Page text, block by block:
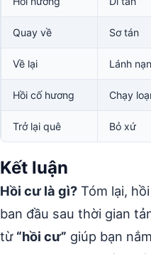
Quay về Sơ tán
Về lại Lánh nạn
Hồi cố hương Chạy
Trở lại quê Bỏ xứ
Kết luận
Hồi cư là gì? Tóm lại,
ban đầu sau thời gian
từ “hồi cư” giúp bạn